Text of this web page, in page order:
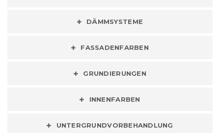
DÄMMSYSTEME
FASSADENFARBEN
GRUNDIERUNGEN
INNENFARBEN
UNTERGRUNDVORBEHANDLUNG